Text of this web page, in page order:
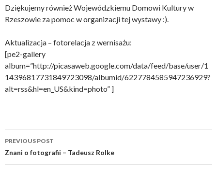
Dziękujemy również Wojewódzkiemu Domowi Kultury w
Rzeszowie za pomoc w organizacji tej wystawy :).
Aktualizacja – fotorelacja z wernisażu:
[pe2-gallery
album=”http://picasaweb.google.com/data/feed/base/user/1
14396817731849723098/albumid/6227784585947236929?
alt=rss&hl=en_US&kind=photo” ]
Post
navigation
PREVIOUS POST
Znani o fotografii – Tadeusz Rolke